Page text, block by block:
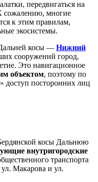
передвигаться на
сожалению, многие
к этим правилам,
экосистемы.
косы — Нижний
сооружений город,
Это навигационное
объектом, поэтому по
доступ посторонних лиц
косы Дальнюю
внутригородские
транспорта
ул. Макарова и ул.